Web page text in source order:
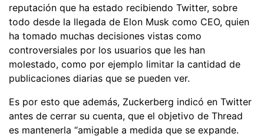
reputación que ha estado recibiendo Twitter, sobre
todo desde la llegada de Elon Musk como CEO, quien
ha tomado muchas decisiones vistas como
controversiales por los usuarios que les han
molestado, como por ejemplo limitar la cantidad de
publicaciones diarias que se pueden ver.
Es por esto que además, Zuckerberg indicó en Twitter
antes de cerrar su cuenta, que el objetivo de Thread
es mantenerla “amigable a medida que se expande.